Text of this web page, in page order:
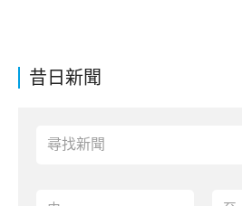
昔日新聞